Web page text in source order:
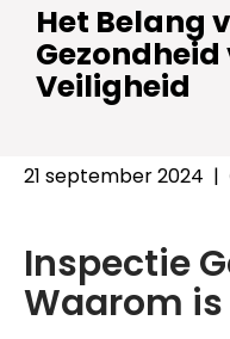
Het Belang
Veiligheid
21 september 2024 |
Inspectie
Waarom